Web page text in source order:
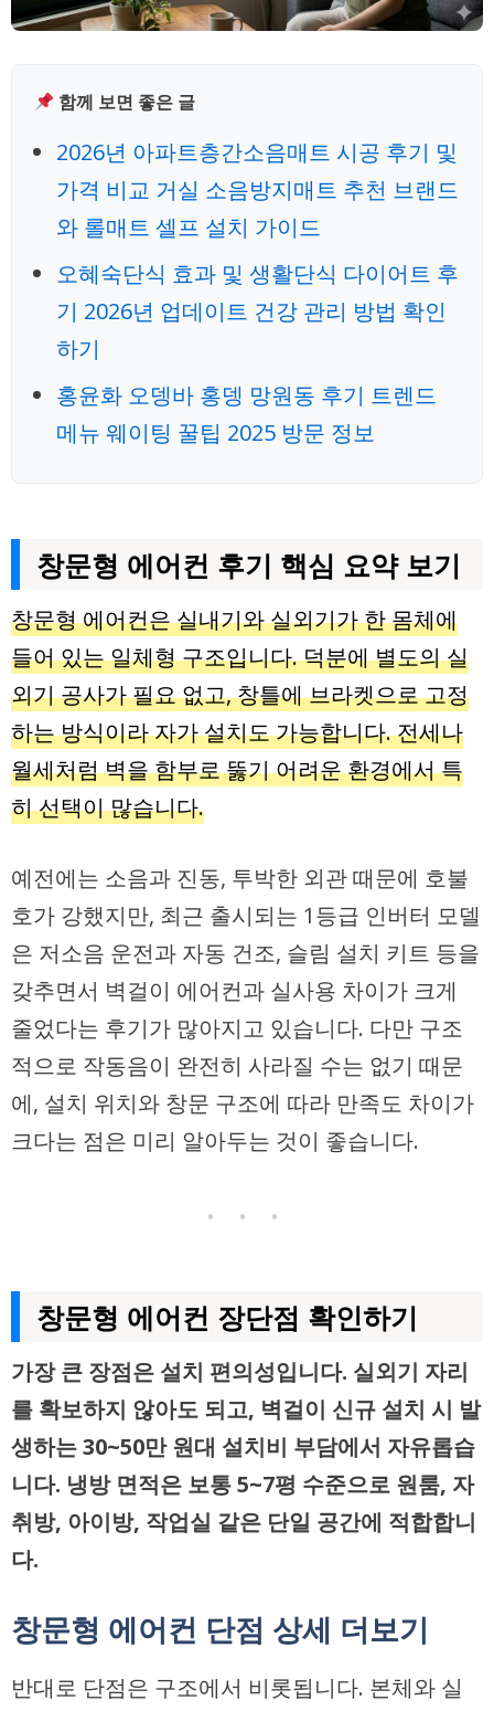
함께 보면 좋은 글
2026년 아파트층간소음매트 시공 후기 및
가격 비교 거실 소음방지매트 추천 브랜드
와 롤매트 셀프 설치 가이드
오혜숙단식 효과 및 생활단식 다이어트 후
기 2026년 업데이트 건강 관리 방법 확인
하기
홍윤화 오뎅바 홍뎅 망원동 후기 트렌드
메뉴 웨이팅 꿀팁 2025 방문 정보
창문형 에어컨 후기 핵심 요약 보기
창문형 에어컨은 실내기와 실외기가 한 몸체에
들어 있는 일체형 구조입니다. 덕분에 별도의 실
외기 공사가 필요 없고, 창틀에 브라켓으로 고정
하는 방식이라 자가 설치도 가능합니다. 전세나
월세처럼 벽을 함부로 뚫기 어려운 환경에서 특
히 선택이 많습니다.
예전에는 소음과 진동, 투박한 외관 때문에 호불
호가 강했지만, 최근 출시되는 1등급 인버터 모델
은 저소음 운전과 자동 건조, 슬림 설치 키트 등을
갖추면서 벽걸이 에어컨과 실사용 차이가 크게
줄었다는 후기가 많아지고 있습니다. 다만 구조
적으로 작동음이 완전히 사라질 수는 없기 때문
에, 설치 위치와 창문 구조에 따라 만족도 차이가
크다는 점은 미리 알아두는 것이 좋습니다.
• • •
창문형 에어컨 장단점 확인하기
가장 큰 장점은 설치 편의성입니다. 실외기 자리
를 확보하지 않아도 되고, 벽걸이 신규 설치 시 발
생하는 30~50만 원대 설치비 부담에서 자유롭습
니다. 냉방 면적은 보통 5~7평 수준으로 원룸, 자
취방, 아이방, 작업실 같은 단일 공간에 적합합니
다.
창문형 에어컨 단점 상세 더보기
반대로 단점은 구조에서 비롯됩니다. 본체와 실